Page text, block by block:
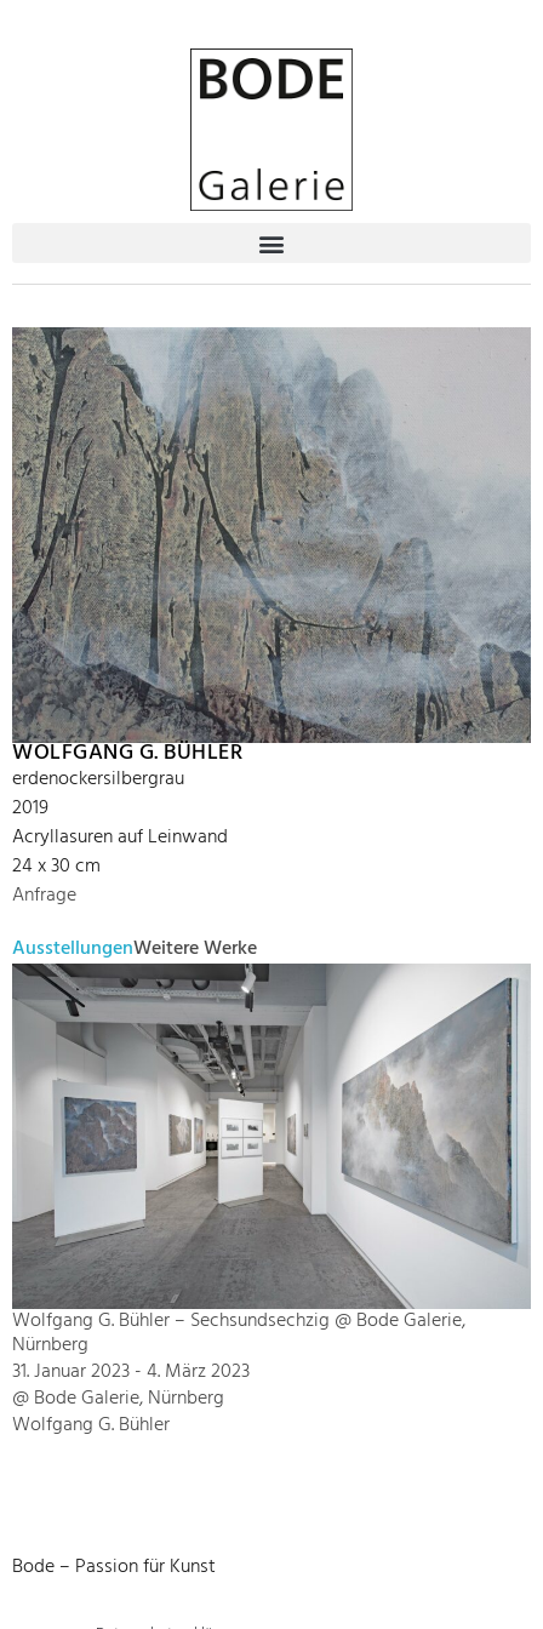
WOLFGANG G. BÜHLER
erdenockersilbergrau
2019
Acryllasuren auf Leinwand
24 x 30 cm
Anfrage
AusstellungenWeitere Werke
Wolfgang G. Bühler – Sechsundsechzig @ Bode Galerie,
Nürnberg
31. Januar 2023 - 4. März 2023
@ Bode Galerie, Nürnberg
Wolfgang G. Bühler
Bode – Passion für Kunst